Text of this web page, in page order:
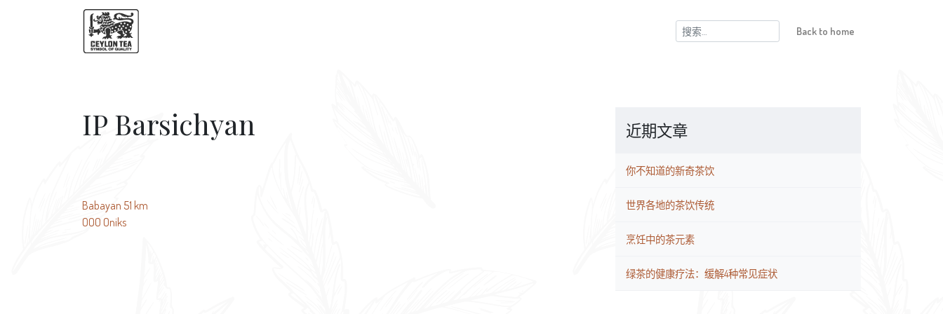
搜
索：
Back to home
近期文章
你不知道的新奇茶饮
世界各地的茶饮传统
烹饪中的茶元素
绿茶的健康疗法：缓解4种常见症状
IP Barsichyan
文
章
Babayan 51 km
OOO Oniks